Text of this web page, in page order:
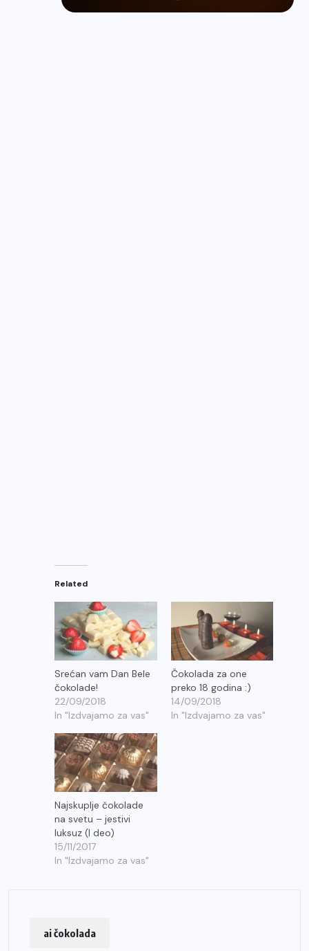
Related
Srećan vam Dan Bele
čokolade!
22/09/2018
In "Izdvajamo za vas"
Čokolada za one
preko 18 godina :)
14/09/2018
In "Izdvajamo za vas"
Najskuplje čokolade
na svetu – jestivi
luksuz (I deo)
15/11/2017
In "Izdvajamo za vas"
ai čokolada